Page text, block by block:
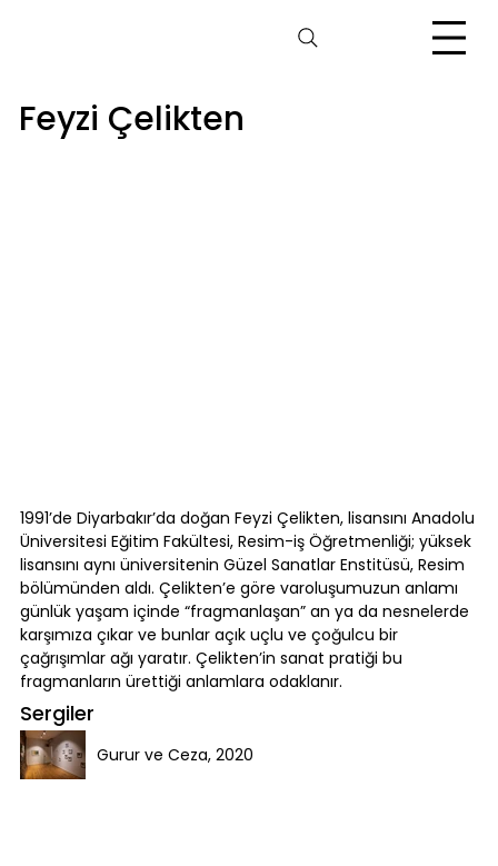
Feyzi Çelikten
1991’de Diyarbakır’da doğan Feyzi Çelikten, lisansını Anadolu
Üniversitesi Eğitim Fakültesi, Resim-iş Öğretmenliği; yüksek
lisansını aynı üniversitenin Güzel Sanatlar Enstitüsü, Resim
bölümünden aldı. Çelikten’e göre varoluşumuzun anlamı
günlük yaşam içinde “fragmanlaşan” an ya da nesnelerde
karşımıza çıkar ve bunlar açık uçlu ve çoğulcu bir
çağrışımlar ağı yaratır. Çelikten’in sanat pratiği bu
fragmanların ürettiği anlamlara odaklanır.
Sergiler
Gurur ve Ceza, 2020